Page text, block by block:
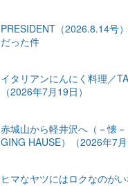
PRESIDENT（2026.8.14号
だった件
イタリアンにんにく料理／
（2026年7月19日）
赤城山から軽井沢へ（－懐
GING HAUSE）（2026年7月
ヒマなヤツにはロクなのが